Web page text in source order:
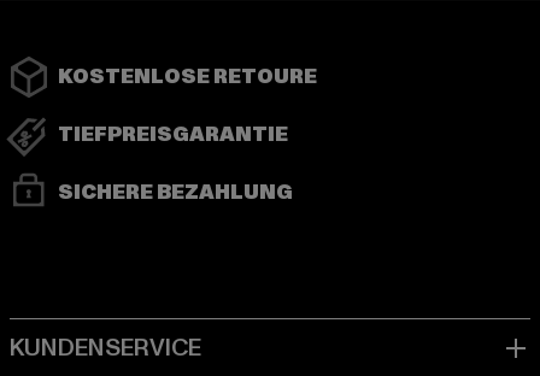
KOSTENLOSE RETOURE
TIEFPREISGARANTIE
SICHERE BEZAHLUNG